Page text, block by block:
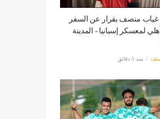
منصف بقرار عن السفر
لمعسكر إسبانيا - المدينة
منذ 5 دقائق